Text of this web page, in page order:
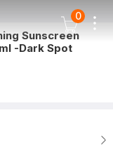
Cart Icon
0
Sunscreen
-Dark Spot